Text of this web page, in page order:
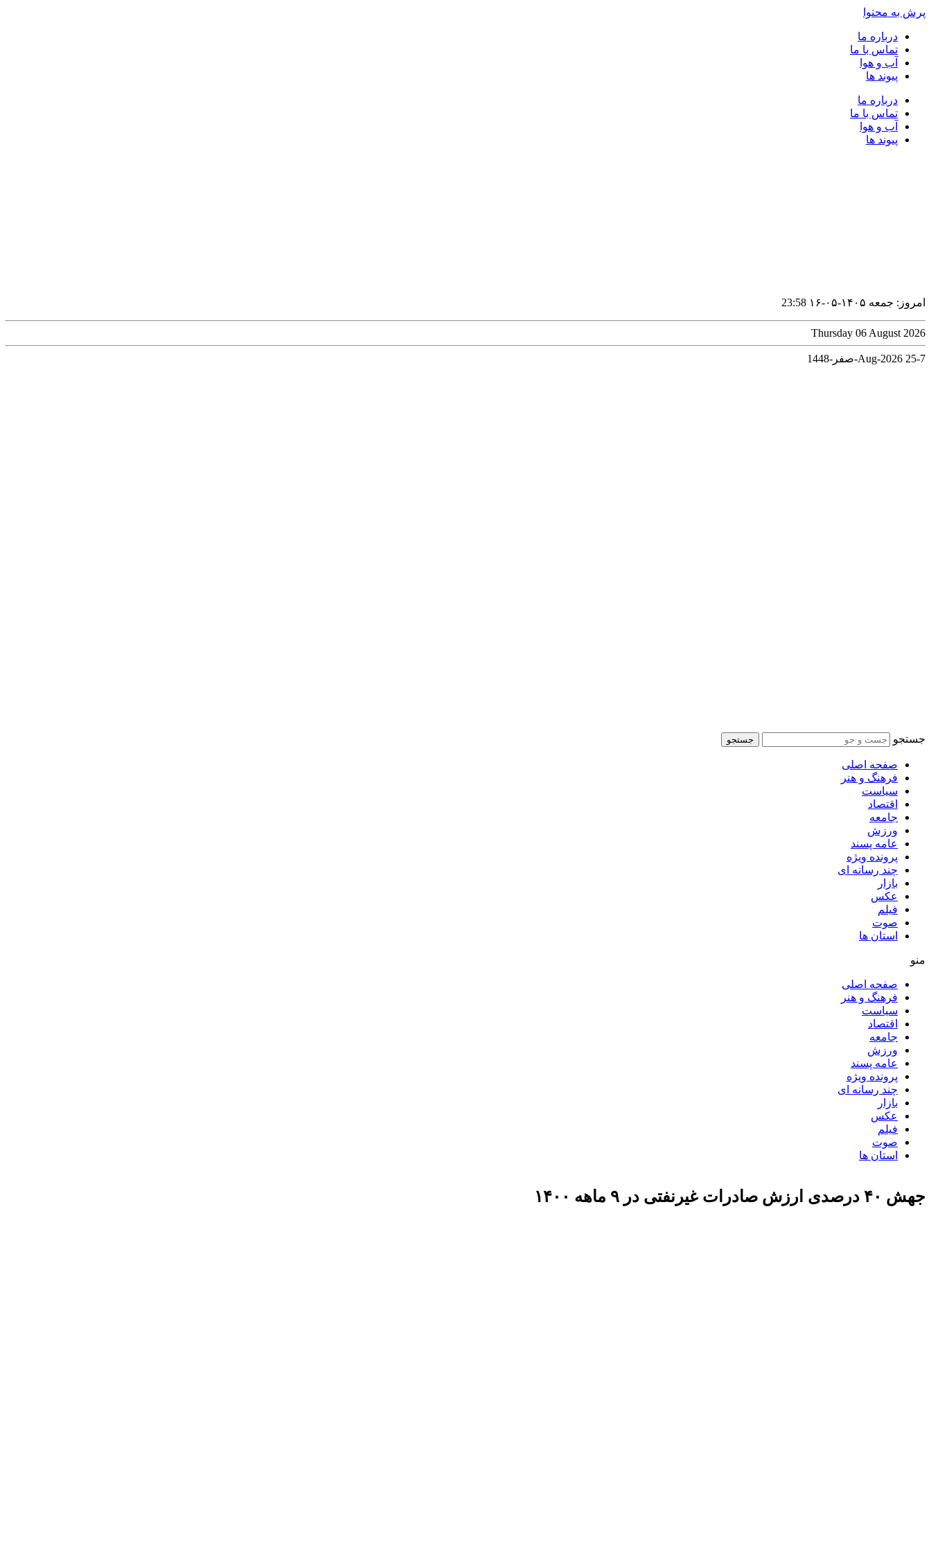
پرش به محتوا
درباره ما
تماس با ما
آب و هوا
پیوند ها
درباره ما
تماس با ما
آب و هوا
پیوند ها
امروز: جمعه ۱۴۰۵-۰۵-۱۶ 23:58
Thursday 06 August 2026
7-Aug-2026 25-صفر-1448
جستجو جستجو
صفحه اصلی
فرهنگ و هنر
سیاست
اقتصاد
جامعه
ورزش
عامه پسند
پرونده ویژه
چند رسانه ای
بازار
عکس
فیلم
صوت
استان ها
منو
صفحه اصلی
فرهنگ و هنر
سیاست
اقتصاد
جامعه
ورزش
عامه پسند
پرونده ویژه
چند رسانه ای
بازار
عکس
فیلم
صوت
استان ها
جهش ۴۰ درصدی ارزش صادرات غیرنفتی در ۹ ماهه ۱۴۰۰